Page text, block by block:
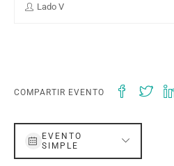
Lado V
COMPARTIR EVENTO
EVENTO
SIMPLE